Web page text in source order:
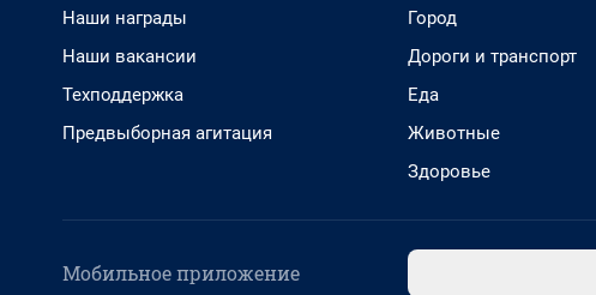
Наши награды
Наши вакансии
Техподдержка
Предвыборная агитация
Город
Дороги и транспорт
Еда
Животные
Здоровье
Мобильное приложение